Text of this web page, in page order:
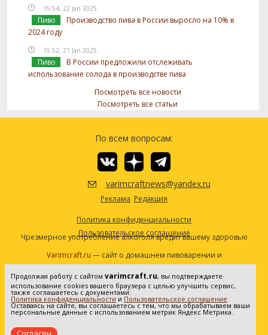
15:54, 22 Jan 2025
Пиво
Производство пива в России выросло на 10% в
2024 году
15:52, 21 Jan 2025
Пиво
В России предложили отслеживать
использование солода в производстве пива
Посмотреть все новости
Посмотреть все статьи
По всем вопросам:
varimcraftnews@yandex.ru
Реклама Редакция
Политика конфиденциальности
Пользовательское соглашение
Чрезмерное употребление алкоголя вредит вашему здоровью
Varimcraft.ru — сайт о домашнем пивоварении и
самогоноварении.
Сетевое издание «Варимкрафт». Зарегистрировано в
Федеральной службе по надзору в сфере связи, информационных
технологий и массовых коммуникаций (Роскомнадзор). Реестровая
запись ЭЛ No ФС77-80936 от 25.05.2021. Все права защищены. 16+
Продолжая работу с сайтом varimcraft.ru, вы подтверждаете
использование cookies вашего браузера с целью улучшить сервис,
также соглашаетесь с документами:
Политика конфиденциальности и Пользовательское соглашение
Оставаясь на сайте, вы соглашаетесь с тем, что мы обрабатываем ваши
персональные данные с использованием метрик Яндекс Метрика.